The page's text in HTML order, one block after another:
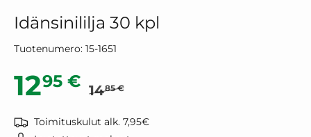
Idänsinililja 30 kpl
Tuotenumero: 15-1651
Alennushinta
1295 € 1485 €
Toimituskulut alk. 7,95€